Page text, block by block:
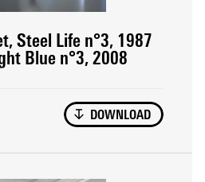
Steel Life n°3, 1987
Blue n°3, 2008
DOWNLOAD